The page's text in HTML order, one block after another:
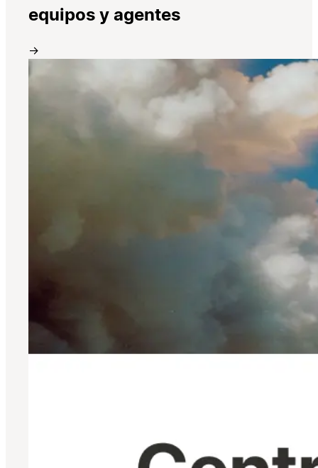
equipos y agentes
→